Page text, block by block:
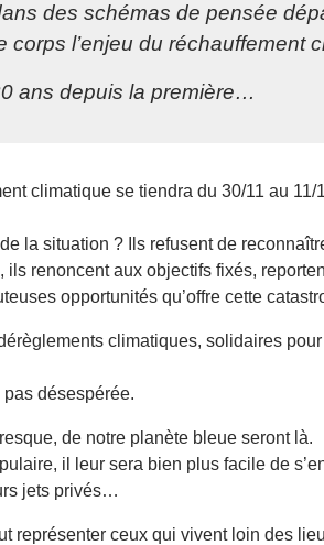
des schémas de pensée
l’enjeu du réchauffement
ans depuis la première…
climatique se tiendra du 30/11 au
la situation ? Ils refusent de
renoncent aux objectifs fixés,
opportunités qu’offre cette
climatiques, solidaires
désespérée.
de notre planète bleue seront là.
il leur sera bien plus facile de
jets privés…
représenter ceux qui vivent loin des